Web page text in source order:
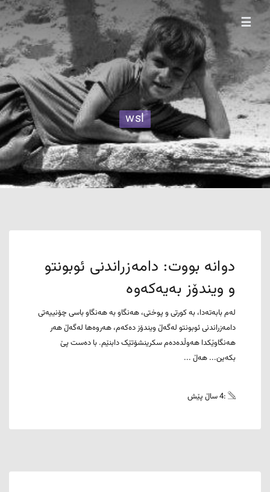
☰
wsl
دوانە بووت: دامەزراندنی ئوبونتو
و ویندۆز بەیەکەوە
لەم بابەتەدا، بە کورتی و پوختی، هەنگاو بە هەنگاو باسی چۆنییەتی
دامەزراندنی ئوبونتو لەگەڵ ویندۆز دەکەم، هەروەها لەگەڵ هەر
هەنگاوێکدا هەوڵدەدەم سکرینشۆتێک دابنێم. با دەست پێ
بکەین... هەڵ ...
:4 ساڵ پێش